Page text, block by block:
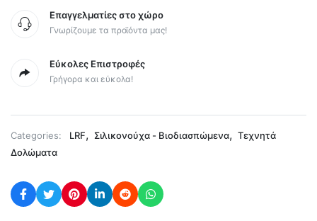
Επαγγελματίες στο χώρο
Γνωρίζουμε τα προϊόντα μας!
Εύκολες Επιστροφές
Γρήγορα και εύκολα!
Categories: LRF, Σιλικονούχα - Βιοδιασπώμενα, Τεχνητά
Δολώματα